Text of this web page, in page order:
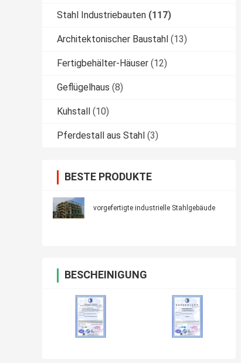
Stahl Industriebauten (117)
Architektonischer Baustahl (13)
Fertigbehälter-Häuser (12)
Geflügelhaus (8)
Kuhstall (10)
Pferdestall aus Stahl (3)
BESTE PRODUKTE
vorgefertigte industrielle Stahlgebäude
BESCHEINIGUNG